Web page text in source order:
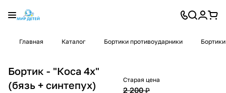
Главная Каталог Бортики противоударники
Бортик - "Коса 4х"
(бязь + синтепух)
Старая цена
2 200 ₽